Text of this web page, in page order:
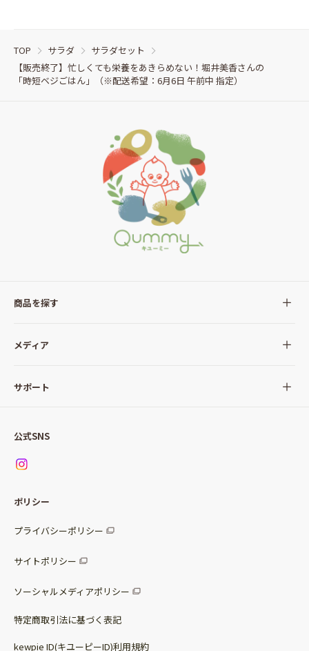
TOP サラダ
サラダセット
【販売終了】忙しくても栄養をあきらめない！堀井美香さんの
「時短ベジごはん」（※配送希望：6月6日 午前中 指定）
商品を探す
全ての商品
サラダ
パッケージサラダ
惣菜サラダ
調味料
ベビー・幼児食
メディア
Qummy(キユーミー)について
サポート
お問い合わせ
公式SNS
ポリシー
プライバシーポリシー
サイトポリシー
ソーシャルメディアポリシー
特定商取引法に基づく表記
kewpie ID(キユーピーID)利用規約